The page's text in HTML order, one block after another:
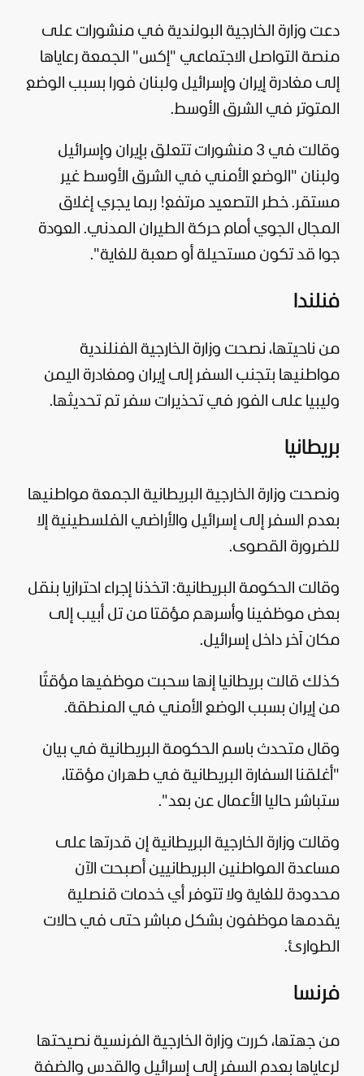
دعت وزارة الخارجية البولندية في منشورات على
منصة التواصل الاجتماعي "إكس" الجمعة رعاياها
إلى مغادرة إيران وإسرائيل ولبنان فورا بسبب الوضع
المتوتر في الشرق الأوسط.
وقالت في 3 منشورات تتعلق بإيران وإسرائيل
ولبنان "الوضع الأمني في الشرق الأوسط غير
مستقر. خطر التصعيد مرتفع! ربما يجري إغلاق
المجال الجوي أمام حركة الطيران المدني. العودة
جوا قد تكون مستحيلة أو صعبة للغاية".
فنلندا
من ناحيتها، نصحت وزارة الخارجية الفنلندية
مواطنيها بتجنب السفر إلى إيران ومغادرة اليمن
وليبيا على الفور في تحذيرات سفر تم تحديثها.
بريطانيا
ونصحت وزارة الخارجية البريطانية الجمعة مواطنيها
بعدم السفر إلى إسرائيل والأراضي الفلسطينية إلا
للضرورة القصوى.
وقالت الحكومة البريطانية: اتخذنا إجراء احترازيا بنقل
بعض موظفينا وأسرهم مؤقتا من تل أبيب إلى
مكان آخر داخل إسرائيل.
كذلك قالت بريطانيا إنها سحبت موظفيها مؤقتًا
من إيران بسبب الوضع الأمني في المنطقة.
وقال متحدث باسم الحكومة البريطانية في بيان
"أغلقنا السفارة البريطانية في طهران مؤقتا،
ستباشر حاليا الأعمال عن بعد".
وقالت وزارة الخارجية البريطانية إن قدرتها على
مساعدة المواطنين البريطانيين أصبحت الآن
محدودة للغاية ولا تتوفر أي خدمات قنصلية
يقدمها موظفون بشكل مباشر حتى في حالات
الطوارئ.
فرنسا
من جهتها، كررت وزارة الخارجية الفرنسية نصيحتها
لرعاياها بعدم السفر إلى إسرائيل والقدس والضفة